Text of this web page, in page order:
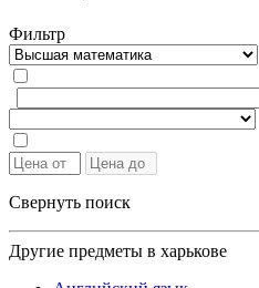
Фильтр
Свернуть поиск
Другие предметы в харькове